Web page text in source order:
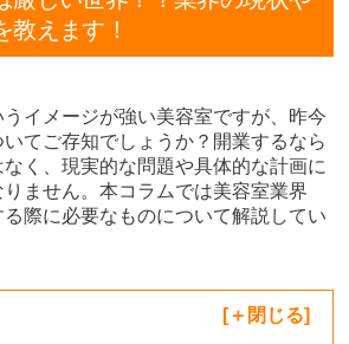
教えます！
イメージが強い美容室ですが、昨今
てご存知でしょうか？開業するなら
く、現実的な問題や具体的な計画に
ません。本コラムでは美容室業界
際に必要なものについて解説してい
[ 閉じる]